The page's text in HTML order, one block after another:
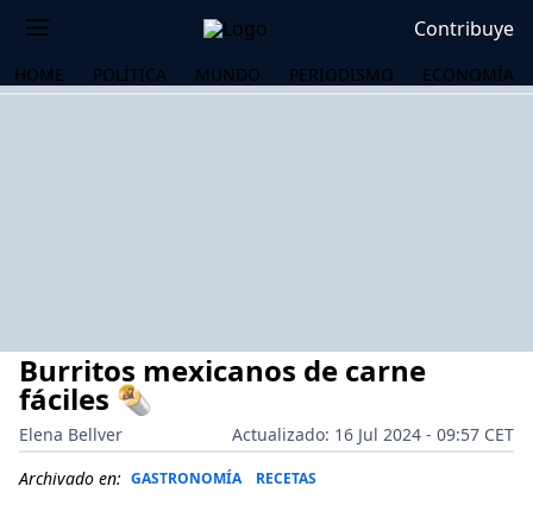
Contribuye
HOME POLÍTICA MUNDO PERIODISMO ECONOMÍA
Burritos mexicanos de carne
fáciles 🌯
Elena Bellver
Actualizado: 16 Jul 2024 - 09:57 CET
Archivado en: GASTRONOMÍA RECETAS